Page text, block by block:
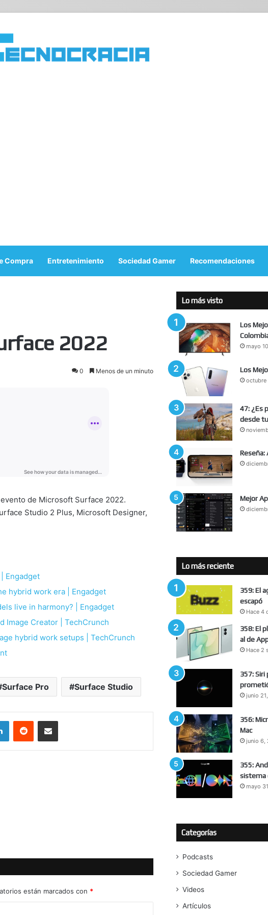
Compra Entretenimiento Sociedad Gamer Recomendaciones
2022
0 Menos de un minuto
de Microsoft Surface 2022.
Studio 2 Plus, Microsoft Designer,
Engadget
hybrid work era | Engadget
live in harmony? | Engadget
Image Creator | TechCrunch
hybrid work setups | TechCrunch
Surface Pro Surface Studio
LinkedInReddit Compartir por correo electrónico
están marcados con *
Lo más visto
Los
mayo
Los
octubre
47: ¿Es
desde
Reseña:
Mejor
Lo más reciente
359: El
escapó
Hace 4
358: El
al de
Hace 2
357: Siri
junio
356:
Mac
junio 6,
355:
sistema
mayo
Categorías
Podcasts
Sociedad Gamer
Videos
Artículos